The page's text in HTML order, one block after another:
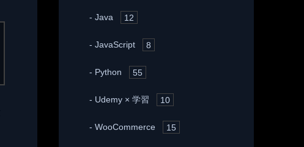
Java 12
JavaScript 8
Python 55
Udemy × 学習 10
WooCommerce 15